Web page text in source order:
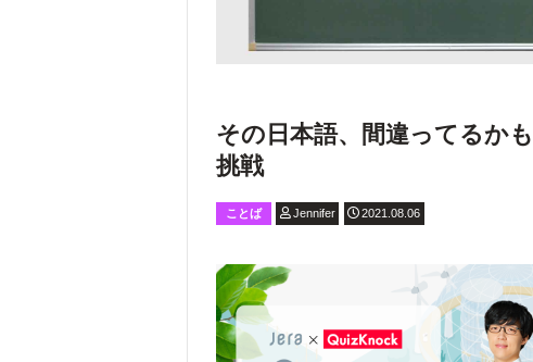
その日本語、間違ってるか
挑戦
ことば Jennifer 2021.08.06